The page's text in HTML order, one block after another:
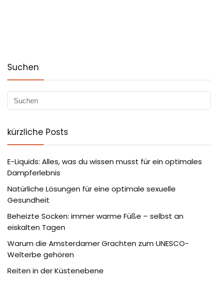
Suchen
kürzliche Posts
E-Liquids: Alles, was du wissen musst für ein optimales
Dampferlebnis
Natürliche Lösungen für eine optimale sexuelle
Gesundheit
Beheizte Socken: immer warme Füße – selbst an
eiskalten Tagen
Warum die Amsterdamer Grachten zum UNESCO-
Welterbe gehören
Reiten in der Küstenebene